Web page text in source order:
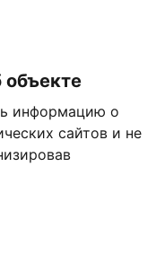
информацию о
сайтов и не